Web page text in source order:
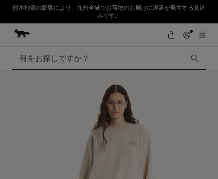
熊本地震の影響により、九州全域でお荷物のお届けに遅延が発生する見込
みです。
SUMMER SALE : 2026年春夏コレクションの人気アイテムが、さらにお買
い求めやすくなりました。対象アイテムが最大50%OFF。
コンテンツにスキップ
Skip to Footer
検索